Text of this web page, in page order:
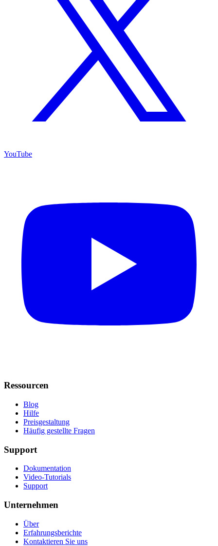
YouTube
Ressourcen
Blog
Hilfe
Preisgestaltung
Häufig gestellte Fragen
Support
Dokumentation
Video-Tutorials
Support
Unternehmen
Über
Erfahrungsberichte
Kontaktieren Sie uns